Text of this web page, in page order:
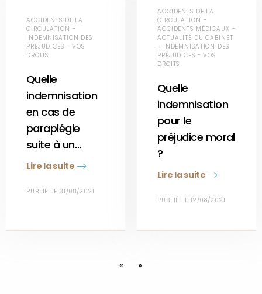
ACCIDENTS DE LA
CIRCULATION -
INDEMNISATION DES
PRÉJUDICES - VOS
DROITS
Quelle
indemnisation
en cas de
paraplégie
suite à un…
Lire la suite
PUBLIÉ LE 31/08/2021
ACCIDENTS DE LA
CIRCULATION -
ACCIDENTS MÉDICAUX -
ACTUALITÉ DU CABINET
- INDEMNISATION DES
PRÉJUDICES - VOS
DROITS
Quelle
indemnisation
pour le
préjudice moral
?
Lire la suite
PUBLIÉ LE 12/08/2021
« »